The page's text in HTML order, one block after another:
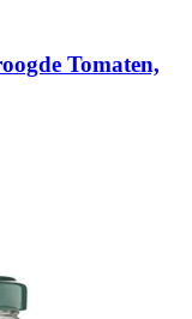
Tomaten,